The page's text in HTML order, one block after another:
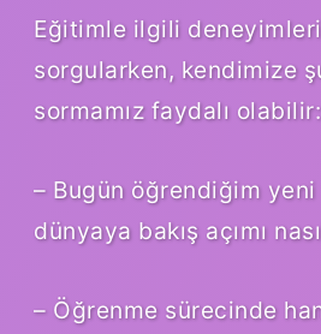
Eğitimle ilgili
sorgularken, kendimize
sormamız faydalı olabilir:
– Bugün öğrendiğim
dünyaya bakış açımı
– Öğrenme sürecinde